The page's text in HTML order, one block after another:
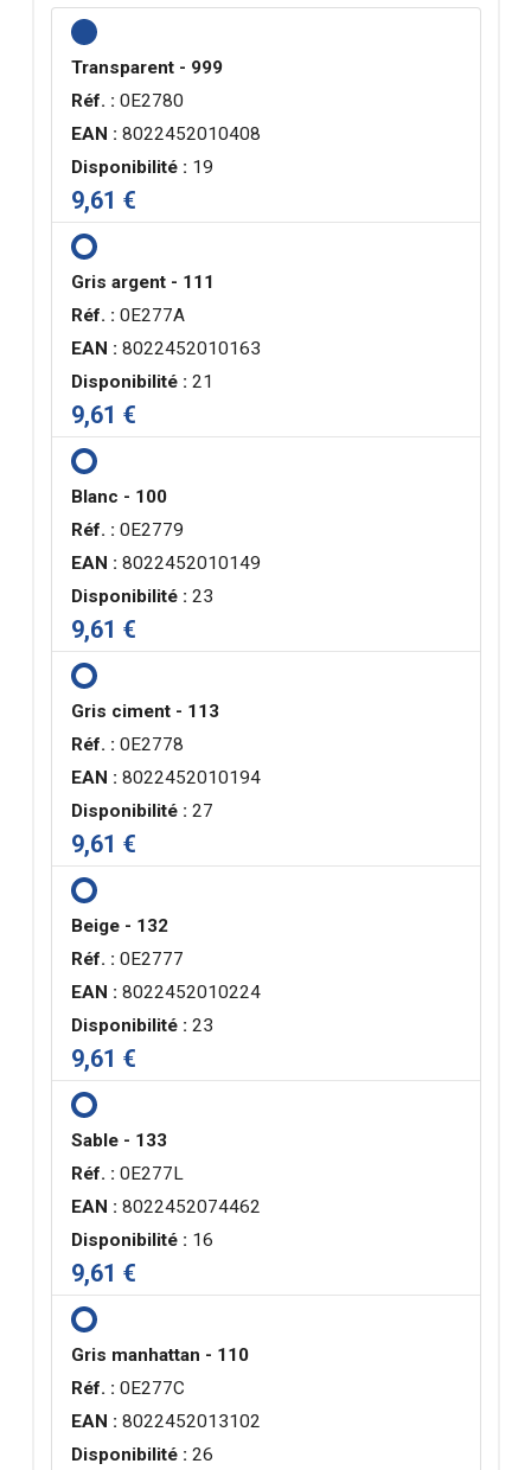
Transparent - 999
Réf. : 0E2780
EAN : 8022452010408
Disponibilité : 19
9,61 €
Gris argent - 111
Réf. : 0E277A
EAN : 8022452010163
Disponibilité : 21
9,61 €
Blanc - 100
Réf. : 0E2779
EAN : 8022452010149
Disponibilité : 23
9,61 €
Gris ciment - 113
Réf. : 0E2778
EAN : 8022452010194
Disponibilité : 27
9,61 €
Beige - 132
Réf. : 0E2777
EAN : 8022452010224
Disponibilité : 23
9,61 €
Sable - 133
Réf. : 0E277L
EAN : 8022452074462
Disponibilité : 16
9,61 €
Gris manhattan - 110
Réf. : 0E277C
EAN : 8022452013102
Disponibilité : 26